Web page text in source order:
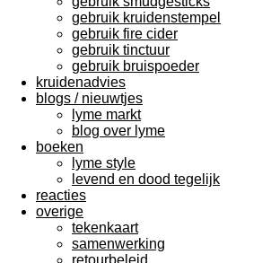
gebruik kruidenstempel
gebruik fire cider
gebruik tinctuur
gebruik bruispoeder
kruidenadvies
blogs / nieuwtjes
lyme markt
blog over lyme
boeken
lyme style
levend en dood tegelijk
reacties
overige
tekenkaart
samenwerking
retourbeleid